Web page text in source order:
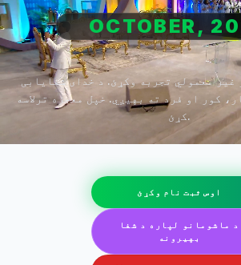
OCTOBER,
غیر معمولي تجربه وکړئ. د خدای شفایابی
کور او فرد ته بهیږي. خپل معجزه ترلاسه
کړئ.
اوس ثبت نام وکړئ
د ماشومانو لپاره د شفا
بهیرونه